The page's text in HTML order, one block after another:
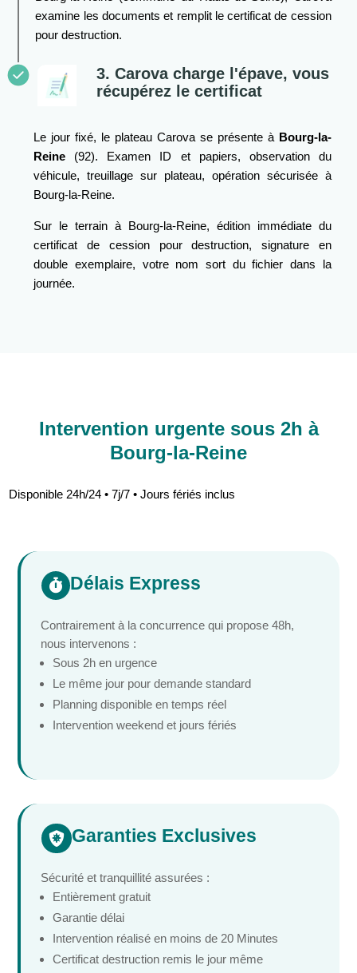
examine les documents et remplit le certificat de cession
pour destruction.
3. Carova charge l'épave, vous
récupérez le certificat
Le jour fixé, le plateau Carova se présente à Bourg-la-
Reine (92). Examen ID et papiers, observation du
véhicule, treuillage sur plateau, opération sécurisée à
Bourg-la-Reine.
Sur le terrain à Bourg-la-Reine, édition immédiate du
certificat de cession pour destruction, signature en
double exemplaire, votre nom sort du fichier dans la
journée.
Intervention urgente sous 2h à
Bourg-la-Reine
Disponible 24h/24 • 7j/7 • Jours fériés inclus
 Délais Express
Contrairement à la concurrence qui propose 48h,
nous intervenons :
Sous 2h en urgence
Le même jour pour demande standard
Planning disponible en temps réel
Intervention weekend et jours fériés
 Garanties Exclusives
Sécurité et tranquillité assurées :
Entièrement gratuit
Garantie délai
Intervention réalisé en moins de 20 Minutes
Certificat destruction remis le jour même